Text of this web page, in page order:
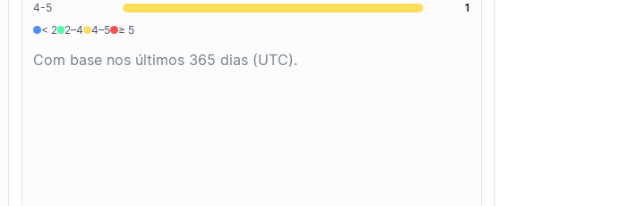
4-5
1
< 2
2–4 4–5 ≥ 5
Com base nos últimos 365 dias (UTC).